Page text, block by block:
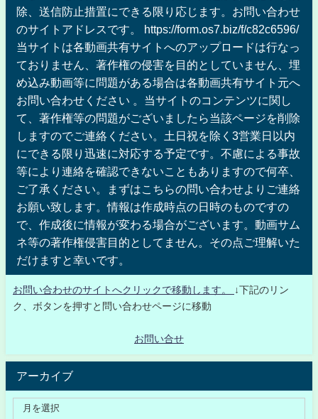
除、送信防止措置にできる限り応じます。お問い合わせ
のサイトアドレスです。 https://form.os7.biz/f/c82c6596/
当サイトは各動画共有サイトへのアップロードは行なっ
ておりません、著作権の侵害を目的としていません、埋
め込み動画等に問題がある場合は各動画共有サイト元へ
お問い合わせください 。当サイトのコンテンツに関し
て、著作権等の問題がございましたら当該ページを削除
しますのでご連絡ください。土日祝を除く3営業日以内
にできる限り迅速に対応する予定です。不慮による事故
等により連絡を確認できないこともありますので何卒、
ご了承ください。まずはこちらの問い合わせよりご連絡
お願い致します。情報は作成時点の日時のものですの
で、作成後に情報が変わる場合がございます。動画サム
ネ等の著作権侵害目的としてません。その点ご理解いた
だけますと幸いです。
お問い合わせのサイトへクリックで移動します。
↓下記のリン
ク、ボタンを押すと問い合わせページに移動
お問い合せ
アーカイブ